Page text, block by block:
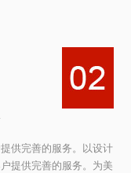
供完善的服务。以设计
提供完善的服务。为美